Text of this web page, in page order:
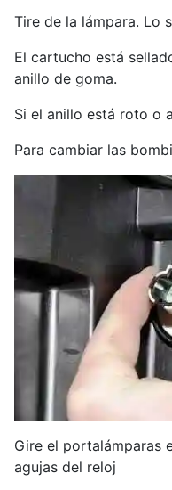
Tire de la lámpara. Lo
El cartucho está
anillo de goma.
Si el anillo está roto o
Para cambiar las
Gire el portalámparas
agujas del reloj